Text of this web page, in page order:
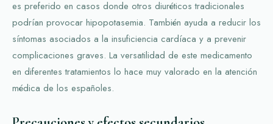
es preferido en casos donde otros diuréticos tradicionales
podrían provocar hipopotasemia. También ayuda a reducir los
síntomas asociados a la insuficiencia cardíaca y a prevenir
complicaciones graves. La versatilidad de este medicamento
en diferentes tratamientos lo hace muy valorado en la atención
médica de los españoles.